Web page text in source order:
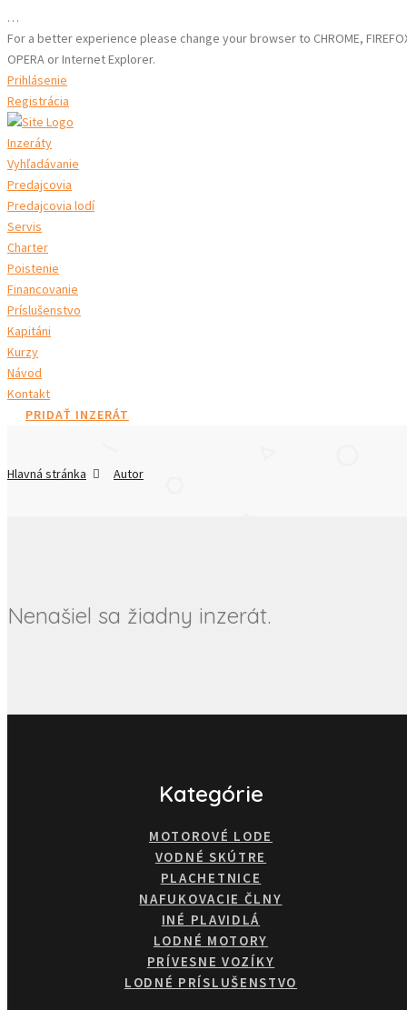
…
For a better experience please change your browser to CHROME,
OPERA or Internet Explorer.
Prihlásenie
Registrácia
Inzeráty
Vyhľadávanie
Predajcovia
Predajcovia lodí
Servis
Charter
Poistenie
Financovanie
Príslušenstvo
Kapitáni
Kurzy
Návod
Kontakt
PRIDAŤ INZERÁT
Hlavná stránka Autor
Nenašiel sa žiadny inzerát.
Kategórie
MOTOROVÉ LODE
VODNÉ SKÚTRE
PLACHETNICE
NAFUKOVACIE ČLNY
INÉ PLAVIDLÁ
LODNÉ MOTORY
PRÍVESNE VOZÍKY
LODNÉ PRÍSLUŠENSTVO